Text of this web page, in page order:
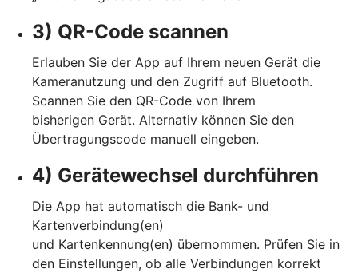
3) QR-Code scannen
Erlauben Sie der App auf Ihrem neuen Gerät die
Kameranutzung und den Zugriff auf Bluetooth.
Scannen Sie den QR-Code von Ihrem
bisherigen Gerät. Alternativ können Sie den
Übertragungscode manuell eingeben.
4) Gerätewechsel durchführen
Die App hat automatisch die Bank- und
Kartenverbindung(en)
und Kartenkennung(en) übernommen. Prüfen Sie in
den Einstellungen, ob alle Verbindungen korrekt